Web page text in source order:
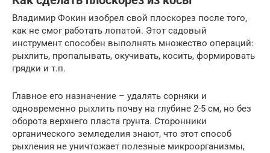
Владимир Фокин изобрел свой плоскорез после того,
как не смог работать лопатой. Этот садовый
инструмент способен выполнять множество операций:
рыхлить, пропалывать, окучивать, косить, формировать
грядки и т.п.
Главное его назначение – удалять сорняки и
одновременно рыхлить почву на глубине 2-5 см, но без
оборота верхнего пласта грунта. Сторонники
органического земледелия знают, что этот способ
рыхления не уничтожает полезные микроорганизмы,